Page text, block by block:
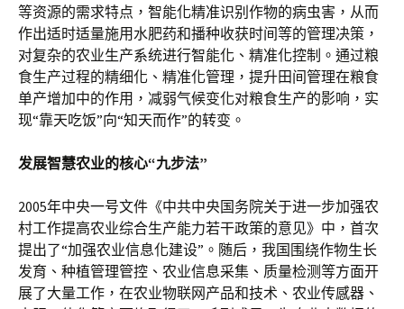
等资源的需求特点，智能化精准识别作物的病虫害，从而
作出适时适量施用水肥药和播种收获时间等的管理决策，
对复杂的农业生产系统进行智能化、精准化控制。通过粮
食生产过程的精细化、精准化管理，提升田间管理在粮食
单产增加中的作用，减弱气候变化对粮食生产的影响，实
现“靠天吃饭”向“知天而作”的转变。
发展智慧农业的核心“九步法”
2005年中央一号文件《中共中央国务院关于进一步加强农
村工作提高农业综合生产能力若干政策的意见》中，首次
提出了“加强农业信息化建设”。随后，我国围绕作物生长
发育、种植管理管控、农业信息采集、质量检测等方面开
展了大量工作，在农业物联网产品和技术、农业传感器、